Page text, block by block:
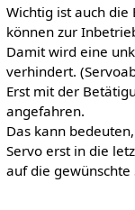
Wichtig ist auch die
können zur
Damit wird eine
verhindert.
Erst mit der
angefahren.
Das kann
Servo erst in die
auf die gewünschte